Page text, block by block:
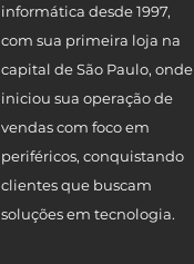
informática desde 1997,
com sua primeira loja na
capital de São Paulo, onde
iniciou sua operação de
vendas com foco em
periféricos, conquistando
clientes que buscam
soluções em tecnologia.